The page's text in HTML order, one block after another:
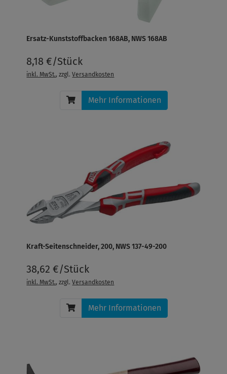
Ersatz-Kunststoffbacken 168AB, NWS 168AB
8,18 €/Stück
inkl. MwSt., zzgl.Versandkosten
Mehr Informationen
Kraft-Seitenschneider, 200, NWS 137-49-200
38,62 €/Stück
inkl. MwSt., zzgl.Versandkosten
Mehr Informationen